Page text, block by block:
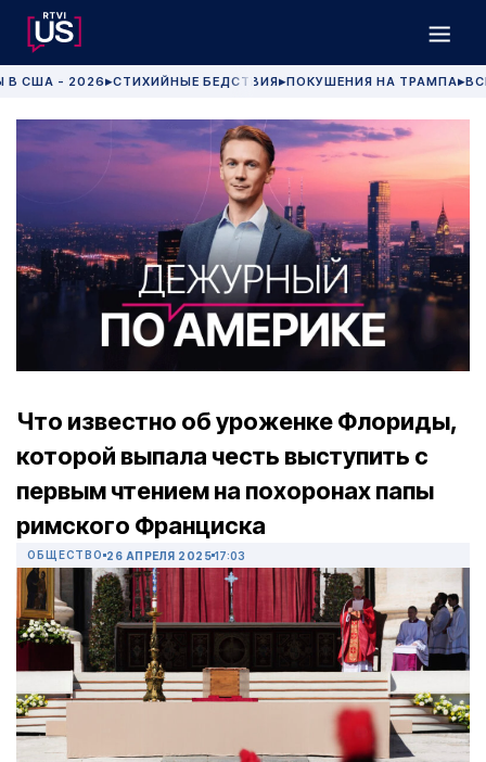
В США - 2026 ▶СТИХИЙНЫЕ БЕДСТВИЯ▶ПОКУШЕНИЯ НА ТРАМПА▶
Что известно об уроженке Флориды,
которой выпала честь выступить с
первым чтением на похоронах папы
римского Франциска
ОБЩЕСТВО 26 АПРЕЛЯ 2025 17:03